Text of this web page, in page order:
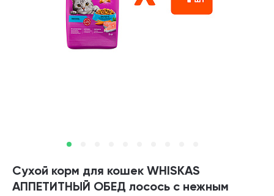
Сухой корм для кошек WHISKAS
АППЕТИТНЫЙ ОБЕД лосось с нежным